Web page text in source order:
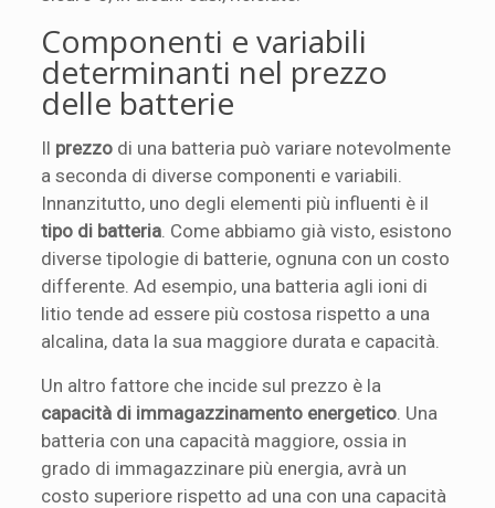
Componenti e variabili
determinanti nel prezzo
delle batterie
Il prezzo di una batteria può variare notevolmente
a seconda di diverse componenti e variabili.
Innanzitutto, uno degli elementi più influenti è il
tipo di batteria . Come abbiamo già visto, esistono
diverse tipologie di batterie, ognuna con un costo
differente. Ad esempio, una batteria agli ioni di
litio tende ad essere più costosa rispetto a una
alcalina, data la sua maggiore durata e capacità.
Un altro fattore che incide sul prezzo è la
capacità di immagazzinamento energetico . Una
batteria con una capacità maggiore, ossia in
grado di immagazzinare più energia, avrà un
costo superiore rispetto ad una con una capacità